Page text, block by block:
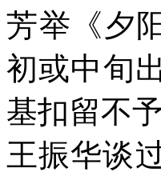
芳举《夕
初或中旬
基扣留不
王振华谈